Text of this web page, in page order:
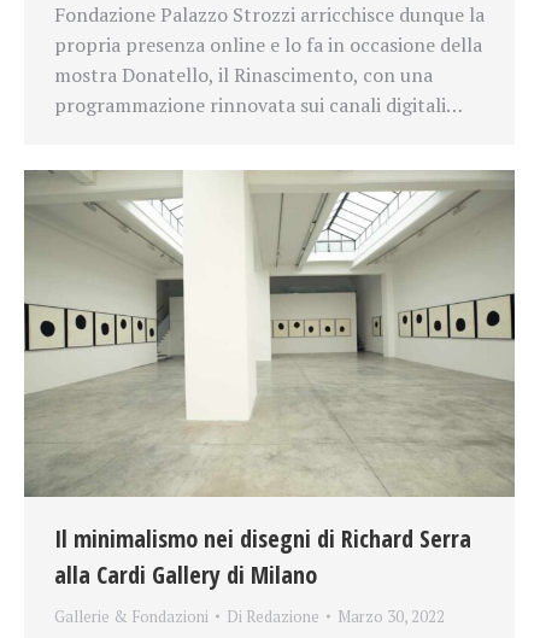
Fondazione Palazzo Strozzi arricchisce dunque la
propria presenza online e lo fa in occasione della
mostra Donatello, il Rinascimento, con una
programmazione rinnovata sui canali digitali…
Il minimalismo nei disegni di Richard Serra
alla Cardi Gallery di Milano
Gallerie & Fondazioni Di Redazione Marzo 30, 2022